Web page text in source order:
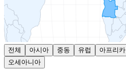
전체 아시아 중동 유럽 아프리카
오세아니아